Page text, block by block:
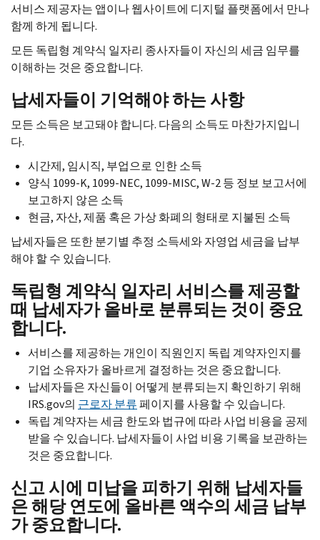
서비스 제공자는 앱이나 웹사이트에 디지털 플랫폼에서 만나
함께 하게 됩니다.
모든 독립형 계약식 일자리 종사자들이 자신의 세금 임무를
이해하는 것은 중요합니다.
납세자들이 기억해야 하는 사항
모든 소득은 보고돼야 합니다. 다음의 소득도 마찬가지입니
다.
시간제, 임시직, 부업으로 인한 소득
양식 1099-K, 1099-NEC, 1099-MISC, W-2등 정보 보고서에
보고하지 않은 소득
현금, 자산, 제품 혹은 가상 화폐의 형태로 지불된 소득
납세자들은 또한 분기별 추정 소득세와 자영업 세금을 납부
해야 할 수 있습니다.
독립형 계약식 일자리 서비스를 제공할
때 납세자가 올바로 분류되는 것이 중요
합니다.
서비스를 제공하는 개인이 직원인지 독립 계약자인지를
기업 소유자가 올바르게 결정하는 것은 중요합니다.
납세자들은 자신들이 어떻게 분류되는지 확인하기 위해
IRS.gov의 근로자 분류페이지를 사용할 수 있습니다.
독립 계약자는 세금 한도와 법규에 따라 사업 비용을 공제
받을 수 있습니다. 납세자들이 사업 비용 기록을 보관하는
것은 중요합니다.
신고 시에 미납을 피하기 위해 납세자들
은 해당 연도에 올바른 액수의 세금 납부
가 중요합니다.